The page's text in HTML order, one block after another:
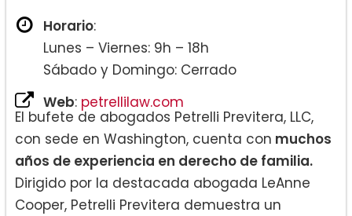
Horario:
Lunes – Viernes: 9h – 18h
Sábado y Domingo: Cerrado
Web: petrellilaw.com
El bufete de abogados Petrelli Previtera, LLC,
con sede en Washington, cuenta con muchos
años de experiencia en derecho de familia.
Dirigido por la destacada abogada LeAnne
Cooper, Petrelli Previtera demuestra un